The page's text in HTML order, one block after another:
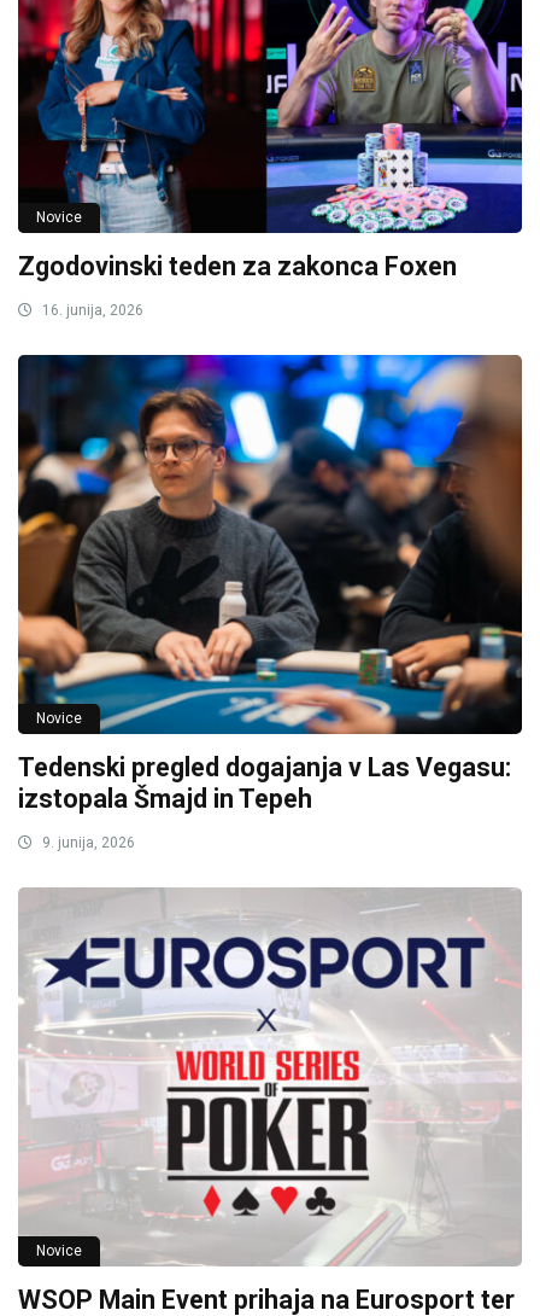
Novice
Zgodovinski teden za zakonca Foxen
16. junija, 2026
Novice
Tedenski pregled dogajanja v Las Vegasu:
izstopala Šmajd in Tepeh
9. junija, 2026
Novice
WSOP Main Event prihaja na Eurosport ter